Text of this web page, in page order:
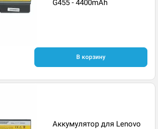
G455 - 4400mAh
В корзину
Аккумулятор для Lenovo